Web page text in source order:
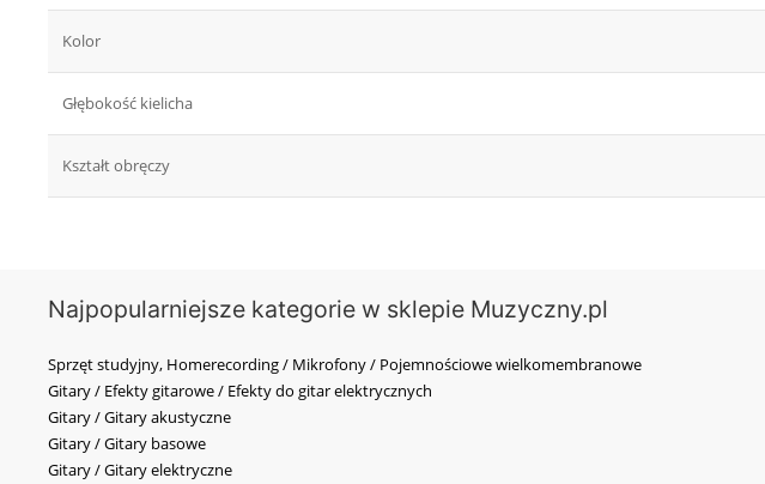
Kolor
Głębokość kielicha
Kształt obręczy
Najpopularniejsze kategorie w sklepie Muzyczny.pl
Sprzęt studyjny, Homerecording / Mikrofony / Pojemnościowe wielkomembranowe
Gitary / Efekty gitarowe / Efekty do gitar elektrycznych
Gitary / Gitary akustyczne
Gitary / Gitary basowe
Gitary / Gitary elektryczne